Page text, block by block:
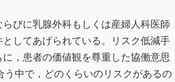
びに乳腺外科もしくは産婦人科医師
してあげられている。リスク低減手
，患者の価値観を尊重した協働意思
中で，どのくらいのリスクがあるの